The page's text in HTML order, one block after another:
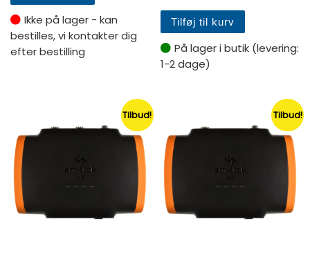
Ikke på lager - kan
bestilles, vi kontakter dig
efter bestilling
Tilføj til kurv
På lager i butik (levering:
1-2 dage)
Tilbud! Tilbud!